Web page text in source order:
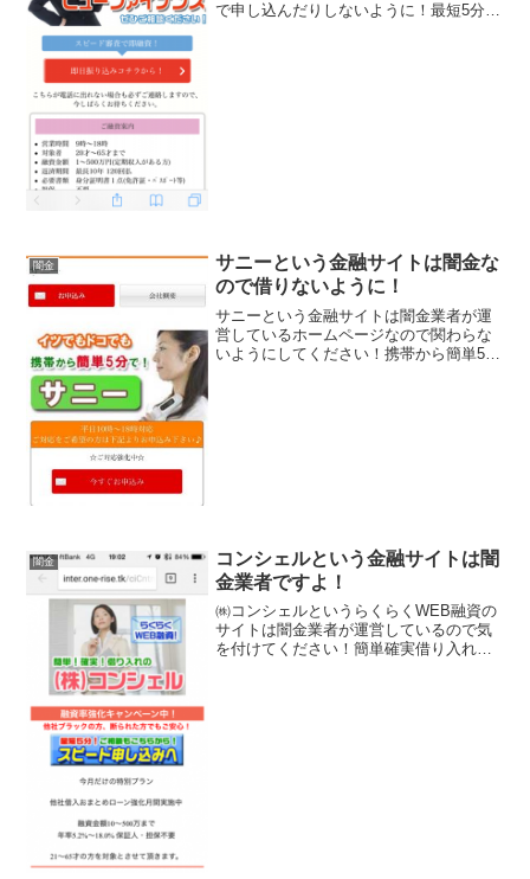
で申し込んだりしないように！最短5分簡
闇金
サニーという金融サイトは闇金な
ので借りないように！
サニーという金融サイトは闇金業者が運
営しているホームページなので関わらな
いようにしてください！携帯から簡単5分
闇金
コンシェルという金融サイトは闇
金業者ですよ！
㈱コンシェルというらくらくWEB融資の
サイトは闇金業者が運営しているので気
を付けてください！簡単確実借り入れ可